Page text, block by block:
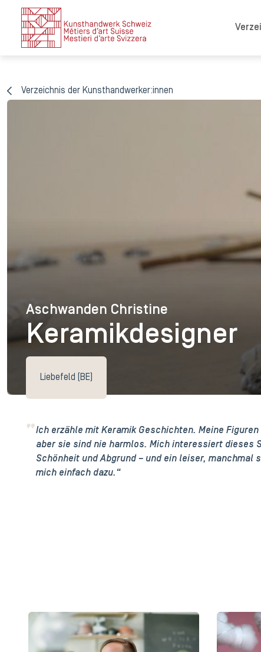
Verzeichnis der Kunsthandwerker:innen
Aschwanden Christine
Aschwanden Christine
Keramikdesigner
Liebefeld (BE)
Ich erzähle mit Keramik Geschichten. Meine
aber sie sind nie harmlos. Mich interessiert dieses
Schönheit und Abgrund – und ein leiser, manchmal
mich einfach dazu.“